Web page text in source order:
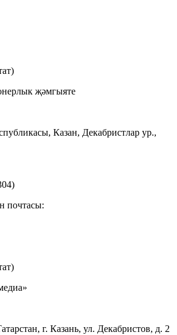
җәмгыяте
Казан, Декабристлар ур.,
почтасы:
г. Казань, ул. Декабристов, д. 2